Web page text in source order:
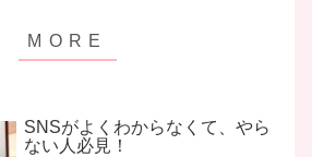
SNSがよくわからなくて、やら
ない人必見！